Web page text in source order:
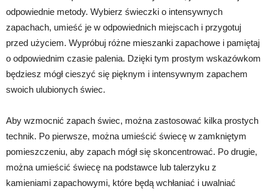
odpowiednie metody. Wybierz świeczki o intensywnych
zapachach, umieść je w odpowiednich miejscach i przygotuj
przed użyciem. Wypróbuj różne mieszanki zapachowe i pamiętaj
o odpowiednim czasie palenia. Dzięki tym prostym wskazówkom
będziesz mógł cieszyć się pięknym i intensywnym zapachem
swoich ulubionych świec.
Aby wzmocnić zapach świec, można zastosować kilka prostych
technik. Po pierwsze, można umieścić świecę w zamkniętym
pomieszczeniu, aby zapach mógł się skoncentrować. Po drugie,
można umieścić świecę na podstawce lub talerzyku z
kamieniami zapachowymi, które będą wchłaniać i uwalniać